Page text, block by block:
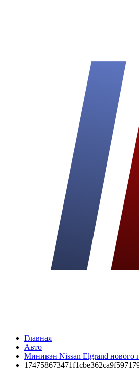
Главная
Авто
Минивэн Nissan Elgrand нового